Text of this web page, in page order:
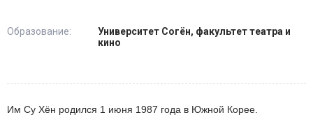
Образование:
Университет Согён, факультет театра и
кино
Им Су Хён родился 1 июня 1987 года в Южной Корее.